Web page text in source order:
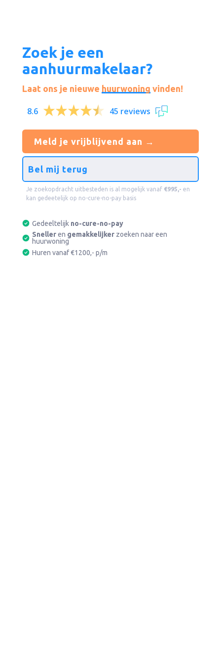
Zoek je een
aanhuurmakelaar?
Laat ons je nieuwe huurwoning vinden!
8.6 45 reviews
Meld je vrijblijvend aan →
Bel mij terug
Je zoekopdracht uitbesteden is al mogelijk vanaf €995,- en
kan gedeetelijk op no-cure-no-pay basis
Gedeeltelijk no-cure-no-pay
Snelleren gemakkelijker zoeken naar een
huurwoning
Huren vanaf €1200,- p/m